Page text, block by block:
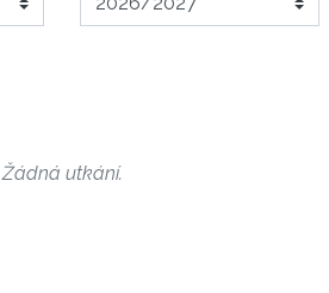
Žádná utkání.